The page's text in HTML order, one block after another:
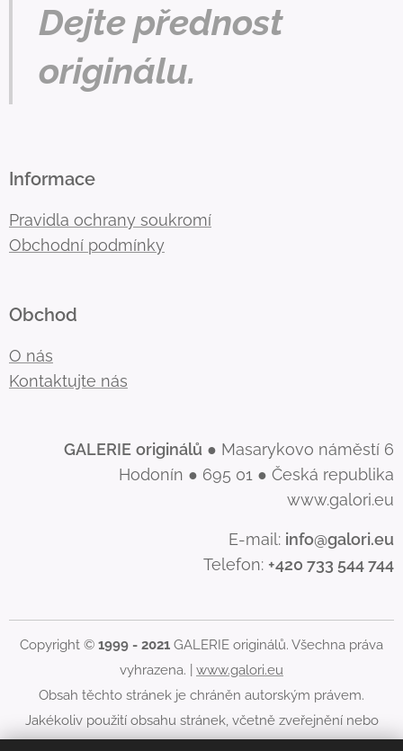
Dejte přednost
originálu.
Informace
Pravidla ochrany soukromí
Obchodní podmínky
Obchod
O nás
Kontaktujte nás
GALERIE originálů ● Masarykovo náměstí 6
Hodonín ● 695 01 ● Česká republika
www.galori.eu
E-mail: info@galori.eu
Telefon: +420 733 544 744
Copyright © 1999 - 2021 GALERIE originálů. Všechna práva
vyhrazena. | www.galori.eu
Obsah těchto stránek je chráněn autorským právem.
Jakékoliv použití obsahu stránek, včetně zveřejnění nebo